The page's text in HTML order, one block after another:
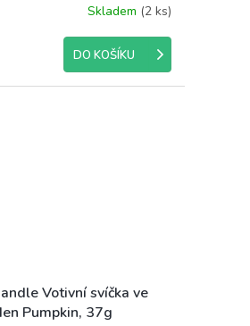
Skladem (2 ks)
DO KOŠÍKU
Votivní svíčka ve
Pumpkin, 37g